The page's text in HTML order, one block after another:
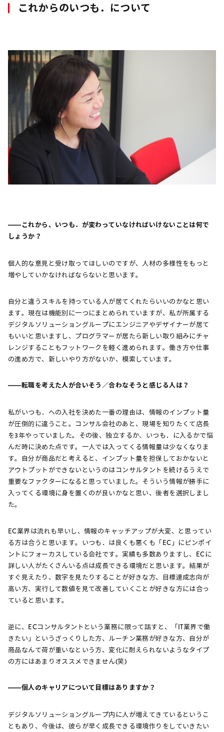
これからのいつも．について
――これから、いつも．が変わっていなければいけないことは何で
しょうか？
個人的な意見と受け取ってほしいのですが、人材の多様性をもっと
増やしていかなければならないと思います。
自分と違うスキルを持っている人が居てくれたらいいのかなと思い
ます。現在は機能別に一つにまとめられていますが、私が所属する
デジタルソリューショングループにエンジニアやデザイナーが居て
もいいと思いますし、プログラマーが居たら新しい取り組みにチャ
レンジすることもフットワークを軽く進められます。働き方や仕事
の進め方で、新しいやり方がないか、模索しています。
――転職を考えた人が合いそう／合わなそうと感じる人は？
私がいつも．への入社を決めた一番の理由は、情報のインプット量
が圧倒的に違うこと。コンサル会社のあと、現場を知りたくて店長
を3年やっていました。その後、独立するか、いつも．に入るかで悩
んだ時に決めた点です。一人では入ってくる情報量は少なくなりま
す。自分が商品だと考えると、インプット量を担保しておかないと
アウトプットができないというのはコンサルタントを続けるうえで
重要なファクターになると思っていました。そういう情報が勝手に
入ってくる環境に身を置くのが良いかなと思い、後者を選択しまし
た。
EC業界は流れも早いし、情報のキャッチアップが大変、と思ってい
る方は合うと思います。いつも．は良くも悪くも「EC」にピンポイ
ントにフォーカスしている会社です。実績も多数ありますし、ECに
詳しい人がたくさんいる点は成長できる環境だと思います。結果が
すぐ見えたり、数字を見たりすることが好きな方、目標達成志向が
高い方、実行して数値を見て改善していくことが好きな方には合っ
ていると思います。
逆に、ECコンサルタントという業務に限って話すと、「IT業界で働
きたい」というざっくりした方、ルーチン業務が好きな方、自分が
商品なんて荷が重いなという方、変化に耐えられないようなタイプ
の方にはあまりオススメできません(笑)
――個人のキャリアについて目標はありますか？
デジタルソリューショングループ内に人が増えてきているというこ
ともあり、今後は、彼らが早く成長できる環境作りをしていきたい